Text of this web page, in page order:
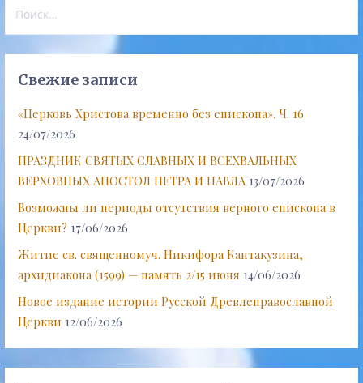
Свежие записи
«Церковь Христова временно без епископа». Ч. 16
24/07/2026
ПРАЗДНИК СВЯТЫХ СЛАВНЫХ И ВСЕХВАЛЬНЫХ
ВЕРХОВНЫХ АПОСТОЛ ПЕТРА И ПАВЛА 13/07/2026
Возможны ли периоды отсутствия верного епископа в
Церкви? 17/06/2026
Житие св. священномуч. Никифора Кантакузина,
архидиакона (1599) — память 2/15 июня 14/06/2026
Новое издание истории Русской Древлеправославной
Церкви 12/06/2026